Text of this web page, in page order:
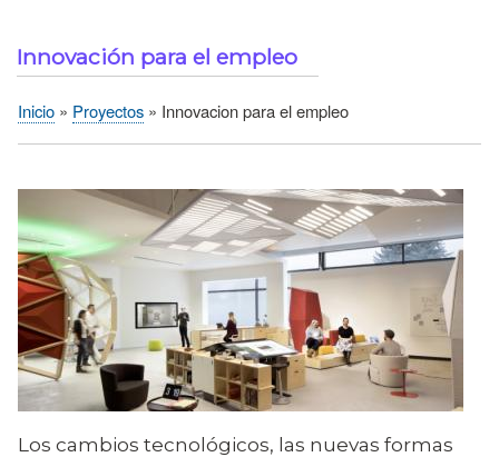
Innovación para el empleo
Sobrescribir
de
ayuda
a
la
navegación
Inicio Proyectos Innovacion para el empleo
Los cambios tecnológicos, las nuevas formas